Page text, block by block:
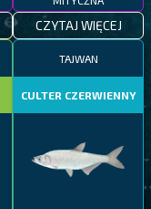
CZYTAJ WIĘCEJ
TAJWAN
CULTER CZERWIENNY